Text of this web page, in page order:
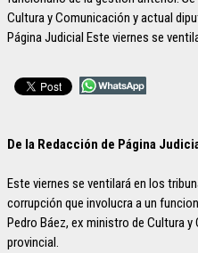
Cultura y Comunicación y actual
Página Judicial Este viernes se
De la Redacción de Página
Este viernes se ventilará en los
corrupción que involucra a un
Pedro Báez, ex ministro de Cultura
provincial.